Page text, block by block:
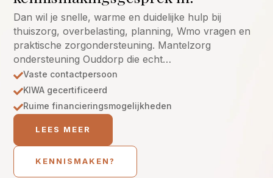
Dan wil je snelle, warme en duidelijke hulp bij
thuiszorg, overbelasting, planning, Wmo vragen en
praktische zorgondersteuning. Mantelzorg
ondersteuning Ouddorp die echt…
Vaste contactpersoon
KIWA gecertificeerd
Ruime financieringsmogelijkheden
LEES MEER
KENNISMAKEN?